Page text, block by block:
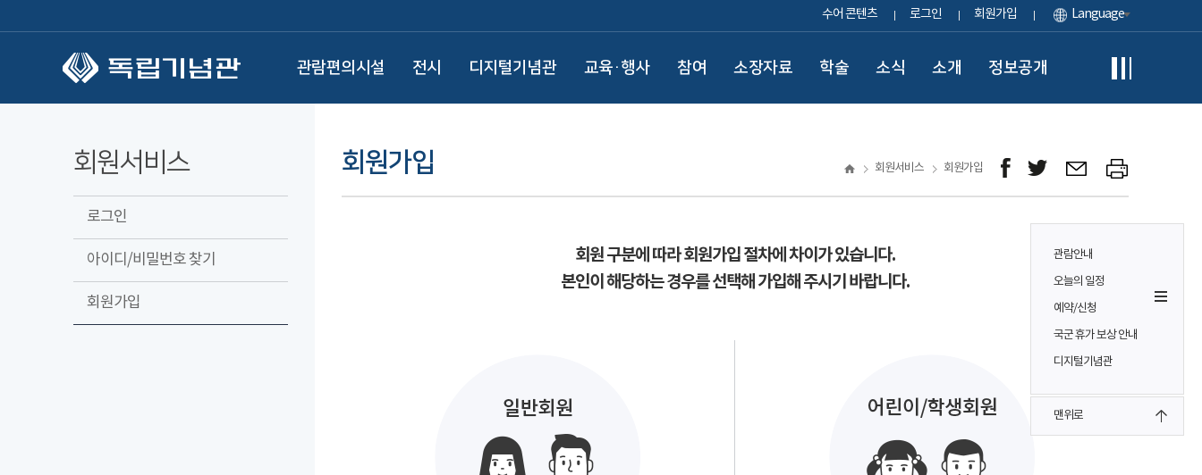
수어 콘텐츠 로그인 회원가입 Language
관람편의시설 전시 디지털기념관 교육·행사 참여 소장자료 학술 소식 소개 정보공개
회원서비스
로그인
아이디/비밀번호 찾기
회원가입
회원가입 회원서비스 회원가입
회원 구분에 따라 회원가입 절차에 차이가 있습니다.
본인이 해당하는 경우를 선택해 가입해 주시기 바랍니다.
관람안내
오늘의 일정
예약/신청
국군 휴가 보상 안내
디지털기념관
맨위로